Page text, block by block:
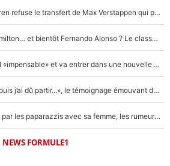
F1 - Une légende de McLaren refuse le transfert de Max Verstappen qui pourrait «faire des vagues» et plomber l'ambiance dans l'équipe
Max Verstappen, Lewis Hamilton… et bientôt Fernando Alonso ? Le classement des pilotes les mieux payés en Formule 1 risque de changer !
F1 - Alpine signe un accord «impensable» et va entrer dans une nouvelle dimension : Grande nouvelle pour Pierre Gasly !
F1 : « Je lui ai fait un câlin, puis j’ai dû partir...», le témoignage émouvant de Max Verstappen sur sa fille
F1 : Charles Leclerc surpris par les paparazzis avec sa femme, les rumeurs étaient vraies !
NEWS FORMULE1